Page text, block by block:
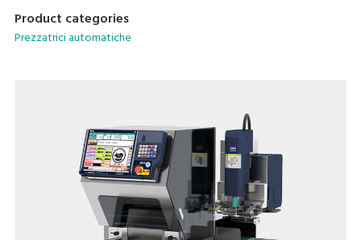
today, including increasing amounts of print content per
label and the reduced space available for applying labels due
Product categories
Prezzatrici automatiche